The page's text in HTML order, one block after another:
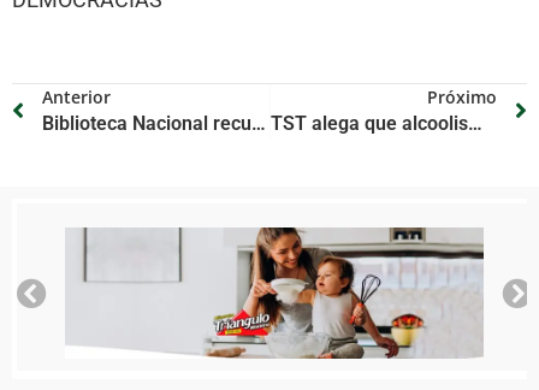
Anterior
Biblioteca Nacional recupera livros sumidos há anos; veja lista com 30
Próximo
TST alega que alcoolismo não é desvio de conduta e manda reintegrar carteiro